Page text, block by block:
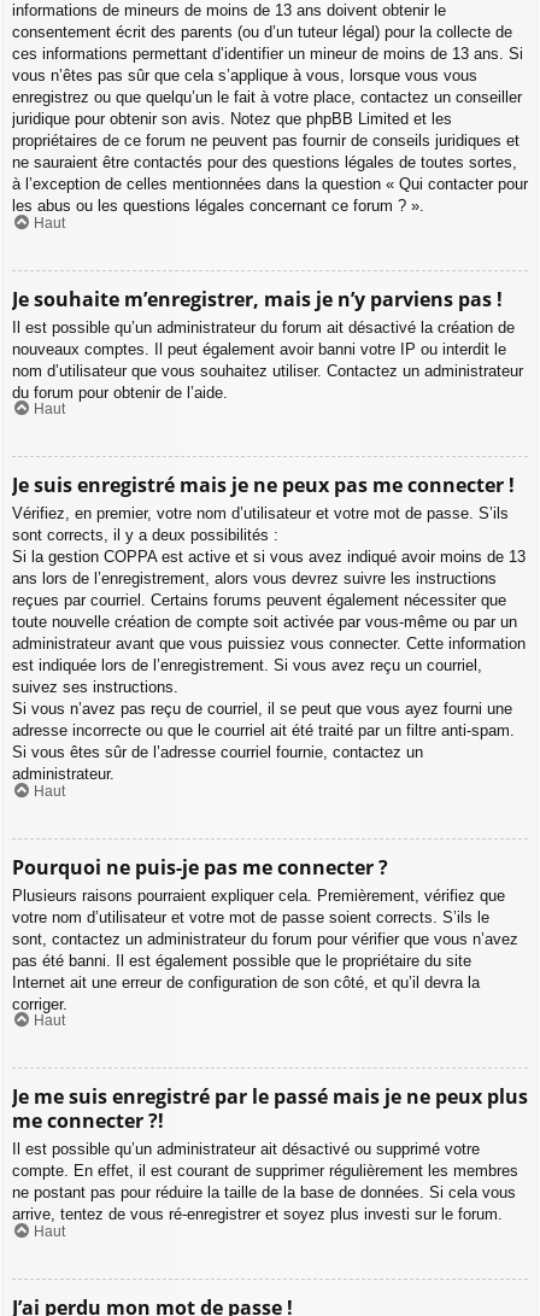
informations de mineurs de moins de 13 ans doivent obtenir le
consentement écrit des parents (ou d’un tuteur légal) pour la collecte de
ces informations permettant d’identifier un mineur de moins de 13 ans. Si
vous n’êtes pas sûr que cela s’applique à vous, lorsque vous vous
enregistrez ou que quelqu’un le fait à votre place, contactez un conseiller
juridique pour obtenir son avis. Notez que phpBB Limited et les
propriétaires de ce forum ne peuvent pas fournir de conseils juridiques et
ne sauraient être contactés pour des questions légales de toutes sortes,
à l’exception de celles mentionnées dans la question « Qui contacter pour
les abus ou les questions légales concernant ce forum ? ».
Haut
Je souhaite m’enregistrer, mais je n’y parviens pas !
Il est possible qu’un administrateur du forum ait désactivé la création de
nouveaux comptes. Il peut également avoir banni votre IP ou interdit le
nom d’utilisateur que vous souhaitez utiliser. Contactez un administrateur
du forum pour obtenir de l’aide.
Haut
Je suis enregistré mais je ne peux pas me connecter !
Vérifiez, en premier, votre nom d’utilisateur et votre mot de passe. S’ils
sont corrects, il y a deux possibilités :
Si la gestion COPPA est active et si vous avez indiqué avoir moins de 13
ans lors de l’enregistrement, alors vous devrez suivre les instructions
reçues par courriel. Certains forums peuvent également nécessiter que
toute nouvelle création de compte soit activée par vous-même ou par un
administrateur avant que vous puissiez vous connecter. Cette information
est indiquée lors de l’enregistrement. Si vous avez reçu un courriel,
suivez ses instructions.
Si vous n’avez pas reçu de courriel, il se peut que vous ayez fourni une
adresse incorrecte ou que le courriel ait été traité par un filtre anti-spam.
Si vous êtes sûr de l’adresse courriel fournie, contactez un
administrateur.
Haut
Pourquoi ne puis-je pas me connecter ?
Plusieurs raisons pourraient expliquer cela. Premièrement, vérifiez que
votre nom d’utilisateur et votre mot de passe soient corrects. S’ils le
sont, contactez un administrateur du forum pour vérifier que vous n’avez
pas été banni. Il est également possible que le propriétaire du site
Internet ait une erreur de configuration de son côté, et qu’il devra la
corriger.
Haut
Je me suis enregistré par le passé mais je ne peux plus
me connecter ?!
Il est possible qu’un administrateur ait désactivé ou supprimé votre
compte. En effet, il est courant de supprimer régulièrement les membres
ne postant pas pour réduire la taille de la base de données. Si cela vous
arrive, tentez de vous ré-enregistrer et soyez plus investi sur le forum.
Haut
J’ai perdu mon mot de passe !